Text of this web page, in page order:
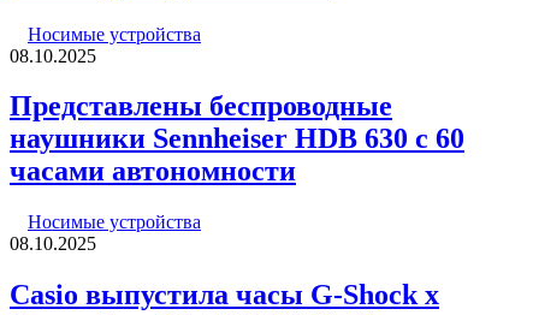
Носимые устройства
08.10.2025
Представлены беспроводные
наушники Sennheiser HDB 630 с 60
часами автономности
Носимые устройства
08.10.2025
Casio выпустила часы G-Shock x